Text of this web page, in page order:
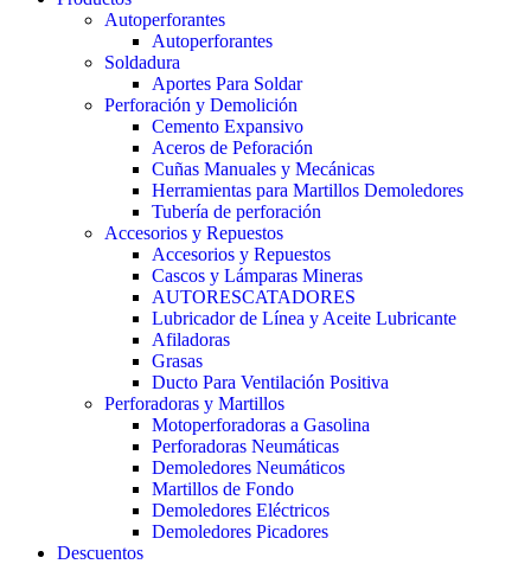
Autoperforantes
Autoperforantes
Soldadura
Aportes Para Soldar
Perforación y Demolición
Cemento Expansivo
Aceros de Peforación
Cuñas Manuales y Mecánicas
Herramientas para Martillos Demoledores
Tubería de perforación
Accesorios y Repuestos
Accesorios y Repuestos
Cascos y Lámparas Mineras
AUTORESCATADORES
Lubricador de Línea y Aceite Lubricante
Afiladoras
Grasas
Ducto Para Ventilación Positiva
Perforadoras y Martillos
Motoperforadoras a Gasolina
Perforadoras Neumáticas
Demoledores Neumáticos
Martillos de Fondo
Demoledores Eléctricos
Demoledores Picadores
Descuentos